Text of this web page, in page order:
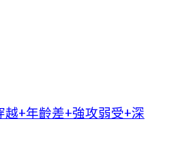
越+年齡差+強攻弱受+深